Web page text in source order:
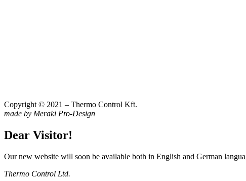
Copyright © 2021 – Thermo Control Kft.
made by Meraki Pro-Design
Dear Visitor!
Our new website will soon be available both in English and German
Thermo Control Ltd.